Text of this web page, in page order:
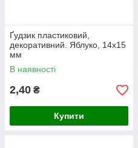
Ґудзик пластиковий,
декоративний. Яблуко, 14х15
мм
В наявності
2,40 ₴
Купити